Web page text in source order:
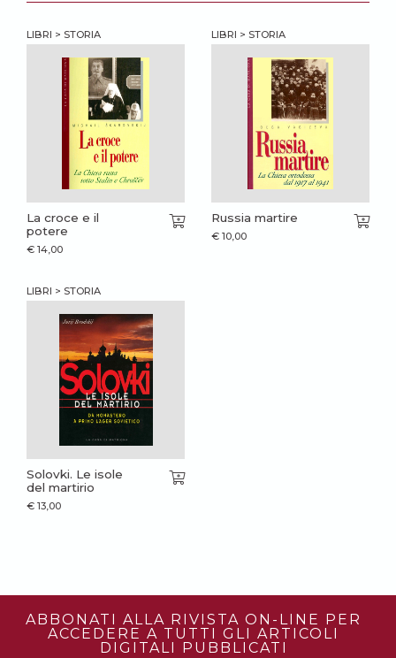
LIBRI > STORIA
La croce e il
potere
€ 14,00
LIBRI > STORIA
Russia martire
€ 10,00
LIBRI > STORIA
Solovki. Le isole
del martirio
€ 13,00
ABBONATI ALLA RIVISTA ON-LINE PER
ACCEDERE A TUTTI GLI ARTICOLI
DIGITALI PUBBLICATI